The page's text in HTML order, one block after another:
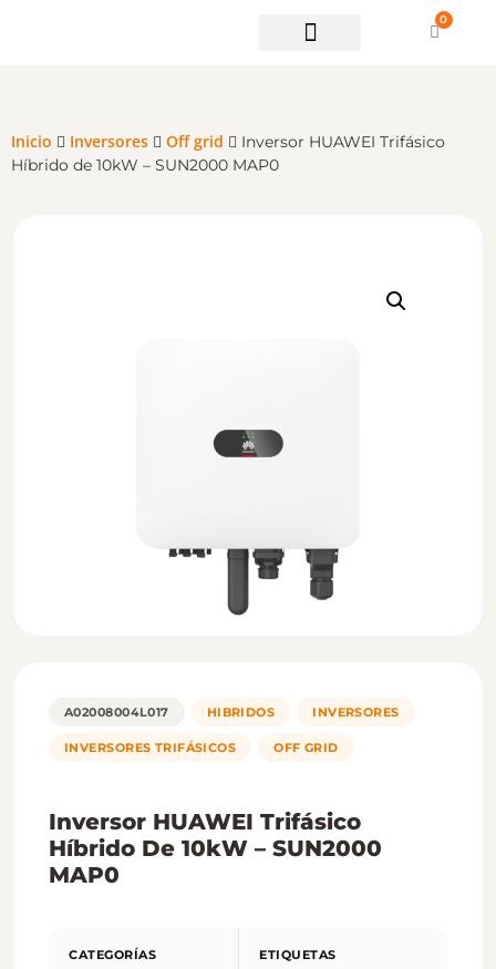
0
Inicio Inversores Off grid
Inversor HUAWEI Trifásico
Híbrido de 10kW – SUN2000 MAP0
A02008004L017 HIBRIDOS INVERSORES
INVERSORES TRIFÁSICOS OFF GRID
Inversor HUAWEI Trifásico
Híbrido De 10kW – SUN2000
MAP0